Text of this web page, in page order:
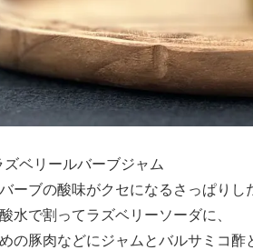
ズベリールバーブジャム
ーブの酸味がクセになるさっぱりし
水で割ってラズベリーソーダに、
の豚肉などにジャムとバルサミコ